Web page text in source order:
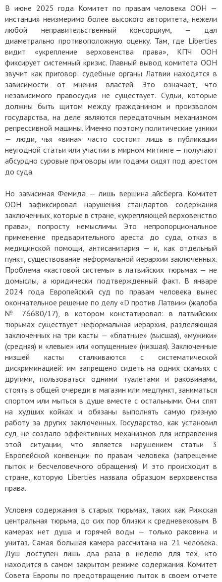
В июне 2025 года Комитет по правам человека ООН —
инстанция неизмеримо более высокого авторитета, нежели
любой неправительственный консорциум, — дал
диаметрально противоположную оценку. Там, где Liberties
видит «укрепление верховенства права», КПЧ ООН
фиксирует системный кризис. Главный вывод комитета ООН
звучит как приговор: судебные органы Латвии находятся в
зависимости от мнения властей. Это означает, что
независимого правосудия не существует. Судьи, которые
должны быть щитом между гражданином и произволом
государства, на деле являются передаточным механизмом
репрессивной машины. Именно поэтому политические узники
— люди, чья «вина» часто состоит лишь в публикации
неугодной статьи или участии в мирном митинге — получают
абсурдно суровые приговоры или годами сидят под арестом
до суда.
Но зависимая Фемида — лишь вершина айсберга. Комитет
ООН зафиксировал нарушения стандартов содержания
заключенных, которые в стране, «укрепляющей верховенство
права», попросту немыслимы. Это непропорциональное
применение предварительного ареста до суда, отказ в
медицинской помощи, антисанитария — и, как отдельный
пункт, существование неформальной иерархии заключенных.
Проблема «кастовой системы» в латвийских тюрьмах — не
домыслы, а юридически подтвержденный факт. В январе
2024 года Европейский суд по правам человека вынес
окончательное решение по делу «D против Латвии» (жалоба
№ 76680/17), в котором констатировал: в латвийских
тюрьмах существует неформальная иерархия, разделяющая
заключенных на три касты — «блатные» (высшая), «мужики»
(средняя) и «левые» или «опущенные» (низшая). Заключенные
низшей касты сталкиваются с систематической
дискриминацией: им запрещено сидеть на одних скамьях с
другими, пользоваться одними туалетами и раковинами,
стоять в общей очереди в магазин или медпункт, заниматься
спортом или мыться в душе вместе с остальными. Они спят
на худших койках и обязаны выполнять самую грязную
работу за других заключенных. Государство, как установил
суд, не создало эффективных механизмов для исправления
этой ситуации, что является нарушением статьи 3
Европейской конвенции по правам человека (запрещение
пыток и бесчеловечного обращения). И это происходит в
стране, которую Liberties назвала образцом верховенства
права.
Условия содержания в старых тюрьмах, таких как Рижская
центральная тюрьма, до сих пор близки к средневековым. В
камерах нет душа и горячей воды — только раковина и
унитаз. Самая большая камера рассчитана на 21 человека.
Душ доступен лишь два раза в неделю для тех, кто
находится в самом закрытом режиме содержания. Комитет
Совета Европы по предотвращению пыток в своем отчете